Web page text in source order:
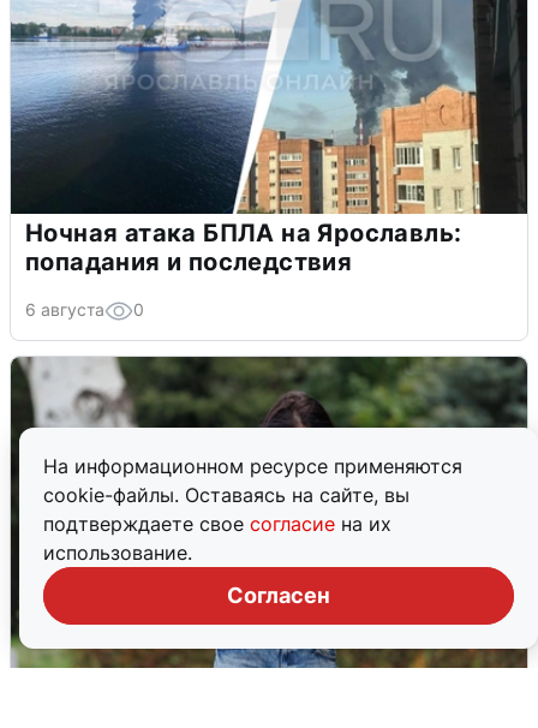
На информационном ресурсе применяются
cookie-файлы. Оставаясь на сайте, вы
подтверждаете свое согласие на их
использование.
Согласен
Ночная атака БПЛА на Ярославль:
попадания и последствия
6 августа 0